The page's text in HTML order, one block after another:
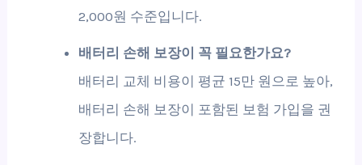
2,000원 수준입니다.
배터리 손해 보장이 꼭 필요한가요?
배터리 교체 비용이 평균 15만 원으로 높아,
배터리 손해 보장이 포함된 보험 가입을 권
장합니다.